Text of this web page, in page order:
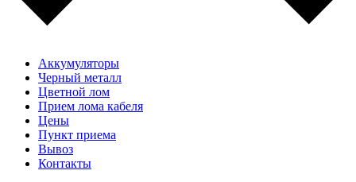
Аккумуляторы
Черный металл
Цветной лом
Прием лома кабеля
Цены
Пункт приема
Вывоз
Контакты